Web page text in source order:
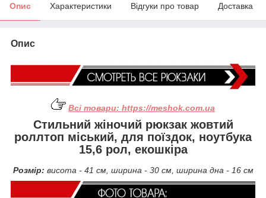
Опис Характеристики Відгуки про товар Доставка
Опис
Всі товари: https://meshok.com.ua
Стильний жіночий рюкзак жовтий
роллтоп міський, для поїздок, ноутбука
15,6 рол, екошкіра
Розмір: висота - 41 см, ширина - 30 см, ширина дна - 16 см